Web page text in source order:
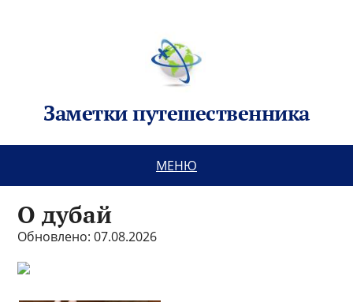
Заметки путешественника
МЕНЮ
О дубай
Обновлено: 07.08.2026